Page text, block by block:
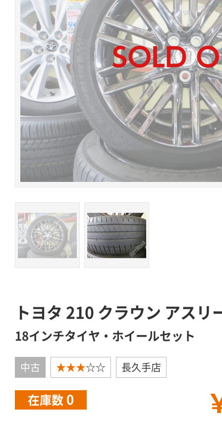
トヨタ 210 クラウン アスリ
18インチタイヤ・ホイールセット
中古 ★★★☆☆ 長久手店
在庫数 0